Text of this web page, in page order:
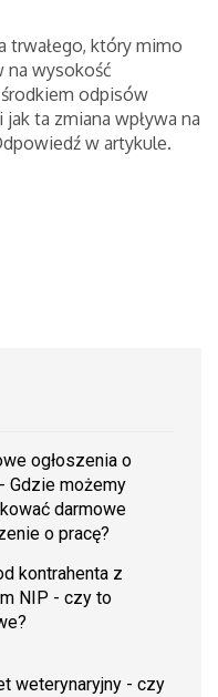
trwałego, który mimo
na wysokość
odpisów
ta zmiana wpływa na
w artykule.
ogłoszenia o
Gdzie możemy
darmowe
o pracę?
kontrahenta z
NIP - czy to
weterynaryjny - czy